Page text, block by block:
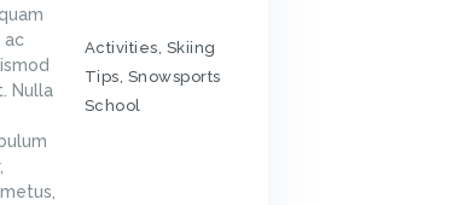
ac
Nulla
Activities, Skiing
Tips, Snowsports
School